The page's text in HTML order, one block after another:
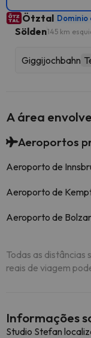
Ötztal Dominio
Sölden145 km
Giggijochbahn
A área
Aeroportos
Aeroporto de
Aeroporto de
Aeroporto de
Todas as distâncias
reais de viagem
Informações
Studio Stefan